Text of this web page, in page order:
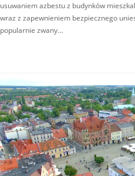
usuwaniem azbestu z budynków
wraz z zapewnieniem bezpiecznego
popularnie zwany…